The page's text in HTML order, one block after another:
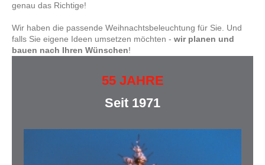
genau das Richtige!
Wir haben die passende Weihnachtsbeleuchtung für Sie. Und
falls Sie eigene Ideen umsetzen möchten - wir planen und
bauen nach Ihren Wünschen!
55 JAHRE
Seit 1971